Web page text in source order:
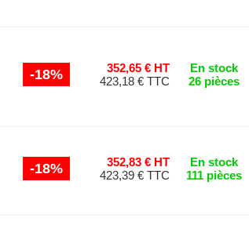
-18%
352,65 € HT
423,18 € TTC
En stock
26 pièces
-18%
352,83 € HT
423,39 € TTC
En stock
111 pièces